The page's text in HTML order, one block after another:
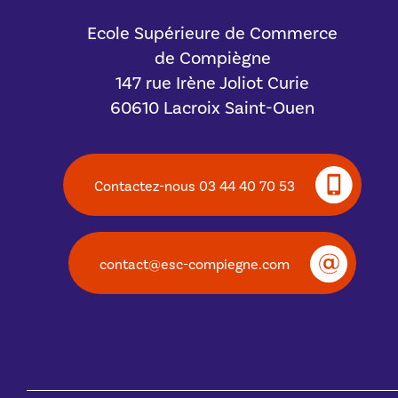
Ecole Supérieure de Commerce
de Compiègne
147 rue Irène Joliot Curie
60610 Lacroix Saint-Ouen
Contactez-nous 03 44 40 70 53
contact@esc-compiegne.com